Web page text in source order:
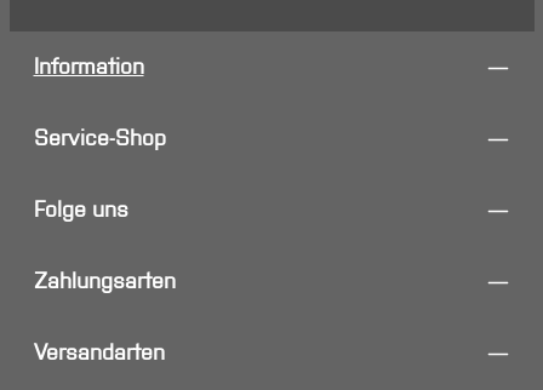
Information
Service-Shop
Folge uns
Zahlungsarten
Versandarten